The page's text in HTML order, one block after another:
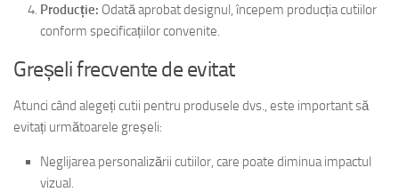
Producție: Odată aprobat designul, începem producția cutiilor
conform specificațiilor convenite.
Greșeli frecvente de evitat
Atunci când alegeți cutii pentru produsele dvs., este important să
evitați următoarele greșeli:
Neglijarea personalizării cutiilor, care poate diminua impactul
vizual.